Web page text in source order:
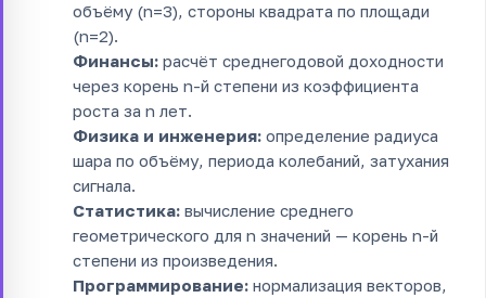
объёму (n=3), стороны квадрата по площади
(n=2).
Финансы: расчёт среднегодовой доходности
через корень n-й степени из коэффициента
роста за n лет.
Физика и инженерия: определение радиуса
шара по объёму, периода колебаний, затухания
сигнала.
Статистика: вычисление среднего
геометрического для n значений — корень n-й
степени из произведения.
Программирование: нормализация векторов,